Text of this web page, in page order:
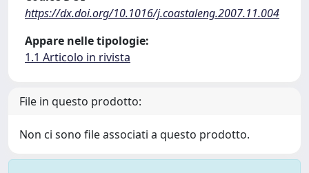
https://dx.doi.org/10.1016/j.coastaleng.2007.11.004
Appare nelle tipologie:
1.1 Articolo in rivista
File in questo prodotto:
Non ci sono file associati a questo prodotto.